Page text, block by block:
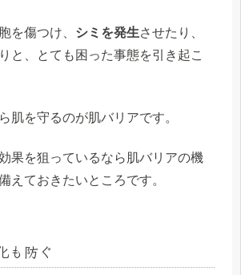
を傷つけ、 シミを発生させたり、
と、とても困った事態を引き起こ
肌を守るのが肌バリアです。
果を狙っているなら肌バリアの機
えておきたいところです。
も防ぐ